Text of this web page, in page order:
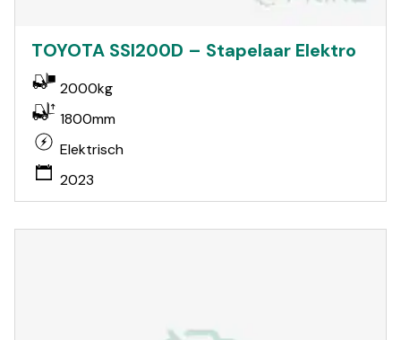
TOYOTA SSI200D – Stapelaar Elektro
2000kg
1800mm
Elektrisch
2023